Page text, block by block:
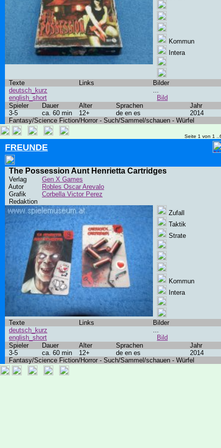
Kommun
Intera
Texte Links
Bilder
deutsch_kurz
english_short
...
Bild
Spieler
Dauer Alter Sprachen
Jahr
3-5
ca. 60 min 12+ de en es
2014
Fantasy/Science Fiction/Horror - Such/Sammel/schauen - Würfel
Seite 1 von 1
FREUNDE
The Possession Aunt Henrietta Cartridges
Verlag
Gen X Games
Autor
Robles Oscar Arevalo
Grafik
Corbella Victor Perez
Redaktion
Zufall
Taktik
Strate
Kommun
Intera
Texte Links
Bilder
deutsch_kurz
english_short
...
Bild
Spieler
Dauer Alter Sprachen
Jahr
3-5
ca. 60 min 12+ de en es
2014
Fantasy/Science Fiction/Horror - Such/Sammel/schauen - Würfel